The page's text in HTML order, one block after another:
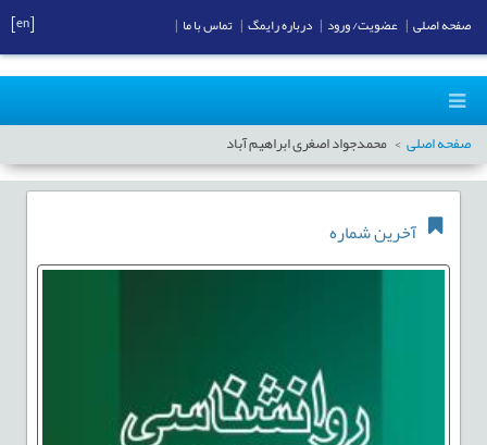
صفحه اصلی محمدجواد اصغری ابراهیم آباد
آخرین شماره
صفحه اصلی عضویت/ ورود درباره رایمگ تماس با ما